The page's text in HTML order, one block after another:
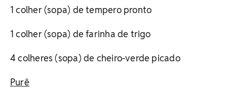
1 colher (sopa) de tempero pronto
1 colher (sopa) de farinha de trigo
4 colheres (sopa) de cheiro-verde picado
Purê